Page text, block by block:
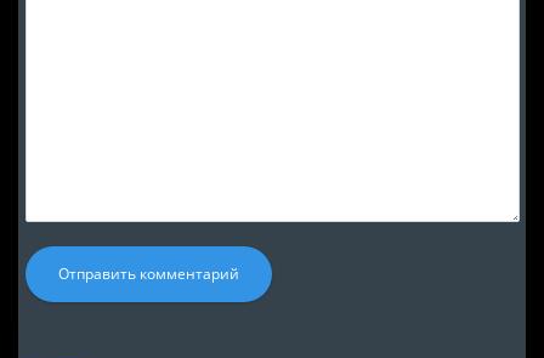
Отправить комментарий